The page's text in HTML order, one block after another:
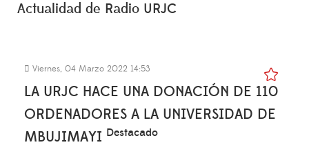
Actualidad de Radio URJC
Viernes, 04 Marzo 2022 14:53
LA URJC HACE UNA DONACIÓN DE 110
ORDENADORES A LA UNIVERSIDAD DE
MBUJIMAYI Destacado